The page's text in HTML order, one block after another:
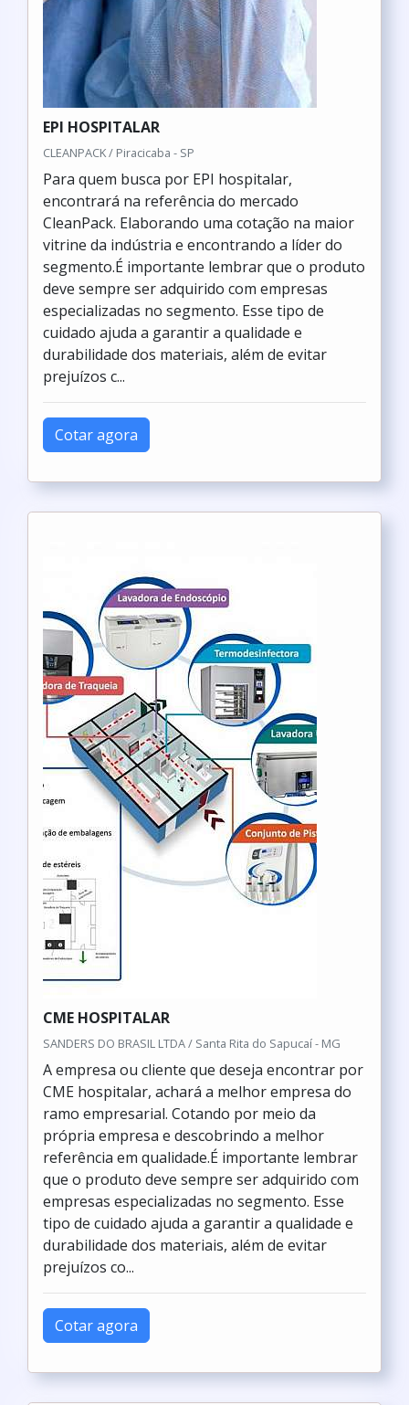
EPI HOSPITALAR
CLEANPACK / Piracicaba - SP
Para quem busca por EPI hospitalar,
encontrará na referência do mercado
CleanPack. Elaborando uma cotação na maior
vitrine da indústria e encontrando a líder do
segmento.É importante lembrar que o produto
deve sempre ser adquirido com empresas
especializadas no segmento. Esse tipo de
cuidado ajuda a garantir a qualidade e
durabilidade dos materiais, além de evitar
prejuízos c...
Cotar agora
CME HOSPITALAR
SANDERS DO BRASIL LTDA / Santa Rita do Sapucaí - MG
A empresa ou cliente que deseja encontrar por
CME hospitalar, achará a melhor empresa do
ramo empresarial. Cotando por meio da
própria empresa e descobrindo a melhor
referência em qualidade.É importante lembrar
que o produto deve sempre ser adquirido com
empresas especializadas no segmento. Esse
tipo de cuidado ajuda a garantir a qualidade e
durabilidade dos materiais, além de evitar
prejuízos co...
Cotar agora